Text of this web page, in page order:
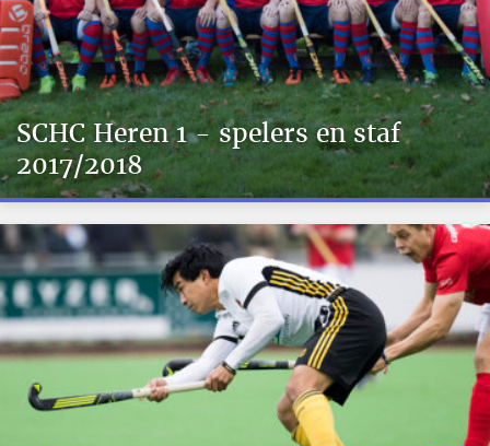
SCHC Heren 1 - spelers en staf
2017/2018